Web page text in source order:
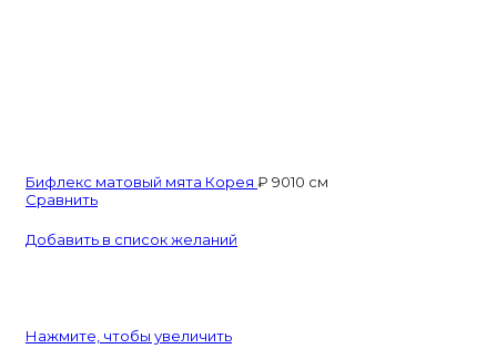
Бифлекс матовый мята Корея ₽ 9010 см
Сравнить
Добавить в список желаний
Нажмите, чтобы увеличить